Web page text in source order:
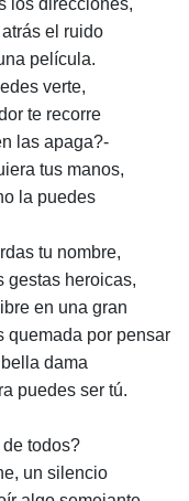
los direcciones,
el ruido
película.
verte,
te recorre
las apaga?-
tus manos,
la puedes
tu nombre,
gestas heroicas,
en una gran
quemada por pensar
dama
puedes ser tú.
todos?
un silencio